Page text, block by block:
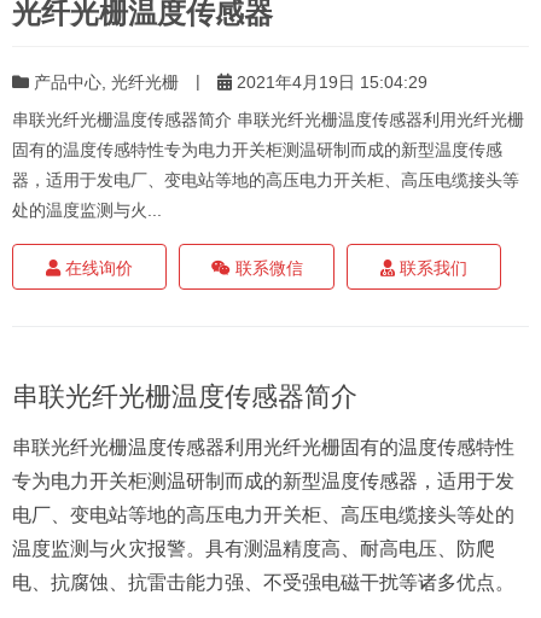
光纤光栅温度传感器
产品中心 光纤光栅 |
2021年4月19日 15:04:29
串联光纤光栅温度传感器简介 串联光纤光栅温度传感器利用光纤光栅
固有的温度传感特性专为电力开关柜测温研制而成的新型温度传感
器，适用于发电厂、变电站等地的高压电力开关柜、高压电缆接头等
处的温度监测与火...
在线询价 联系微信 联系我们
串联光纤光栅温度传感器简介
串联光纤光栅温度传感器利用光纤光栅固有的温度传感特性
专为电力开关柜测温研制而成的新型温度传感器，适用于发
电厂、变电站等地的高压电力开关柜、高压电缆接头等处的
温度监测与火灾报警。具有测温精度高、耐高电压、防爬
电、抗腐蚀、抗雷击能力强、不受强电磁干扰等诸多优点。